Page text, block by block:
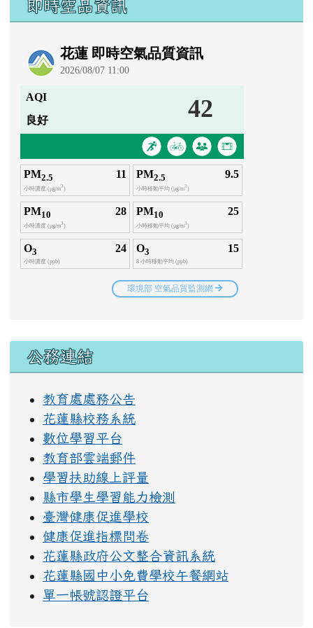
即時空品資訊
右邊區域內容
公務連結
教育處處務公告
花蓮縣校務系統
數位學習平台
教育部雲端郵件
學習扶助線上評量
縣市學生學習能力檢測
臺灣健康促進學校
健康促進指標問卷
花蓮縣政府公文整合資訊系統
花蓮縣國中小免費學校午餐網站
單一帳號認證平台